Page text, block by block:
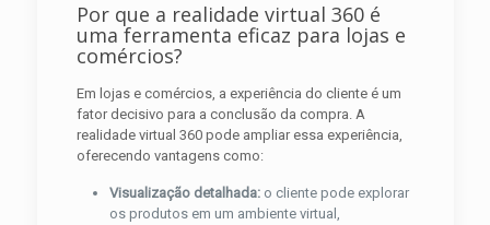
Por que a realidade virtual 360 é
uma ferramenta eficaz para lojas e
comércios?
Em lojas e comércios, a experiência do cliente é um
fator decisivo para a conclusão da compra. A
realidade virtual 360 pode ampliar essa experiência,
oferecendo vantagens como:
Visualização detalhada:o cliente pode explorar
os produtos em um ambiente virtual,